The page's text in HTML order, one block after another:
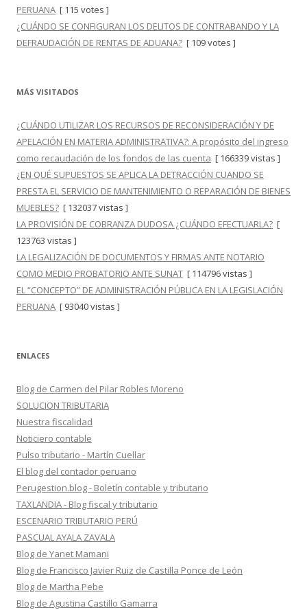
PERUANA [ 115 votes ]
¿CUÁNDO SE CONFIGURAN LOS DELITOS DE CONTRABANDO Y LA
DEFRAUDACIÓN DE RENTAS DE ADUANA? [ 109 votes ]
MÁS VISITADOS
¿CUÁNDO UTILIZAR LOS RECURSOS DE RECONSIDERACIÓN Y DE
APELACIÓN EN MATERIA ADMINISTRATIVA?: A propósito del ingreso
como recaudación de los fondos de las cuenta [ 166339 vistas ]
¿EN QUÉ SUPUESTOS SE APLICA LA DETRACCIÓN CUANDO SE
PRESTA EL SERVICIO DE MANTENIMIENTO O REPARACIÓN DE BIENES
MUEBLES? [ 132037 vistas ]
LA PROVISIÓN DE COBRANZA DUDOSA ¿CUÁNDO EFECTUARLA? [
123763 vistas ]
LA LEGALIZACIÓN DE DOCUMENTOS Y FIRMAS ANTE NOTARIO
COMO MEDIO PROBATORIO ANTE SUNAT [ 114796 vistas ]
EL “CONCEPTO” DE ADMINISTRACIÓN PÚBLICA EN LA LEGISLACIÓN
PERUANA [ 93040 vistas ]
ENLACES
Blog de Carmen del Pilar Robles Moreno
SOLUCION TRIBUTARIA
Nuestra fiscalidad
Noticiero contable
Pulso tributario - Martín Cuellar
El blog del contador peruano
Perugestion.blog - Boletín contable y tributario
TAXLANDIA - Blog fiscal y tributario
ESCENARIO TRIBUTARIO PERÚ
PASCUAL AYALA ZAVALA
Blog de Yanet Mamani
Blog de Francisco Javier Ruiz de Castilla Ponce de León
Blog de Martha Pebe
Blog de Agustina Castillo Gamarra